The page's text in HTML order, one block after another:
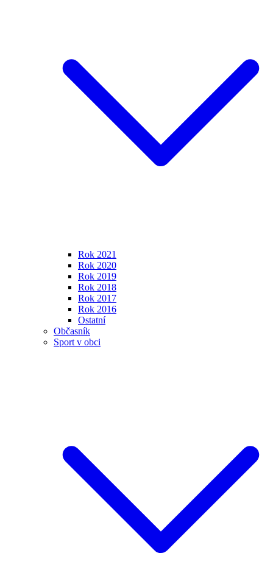
Rok 2021
Rok 2020
Rok 2019
Rok 2018
Rok 2017
Rok 2016
Ostatní
Občasník
Sport v obci